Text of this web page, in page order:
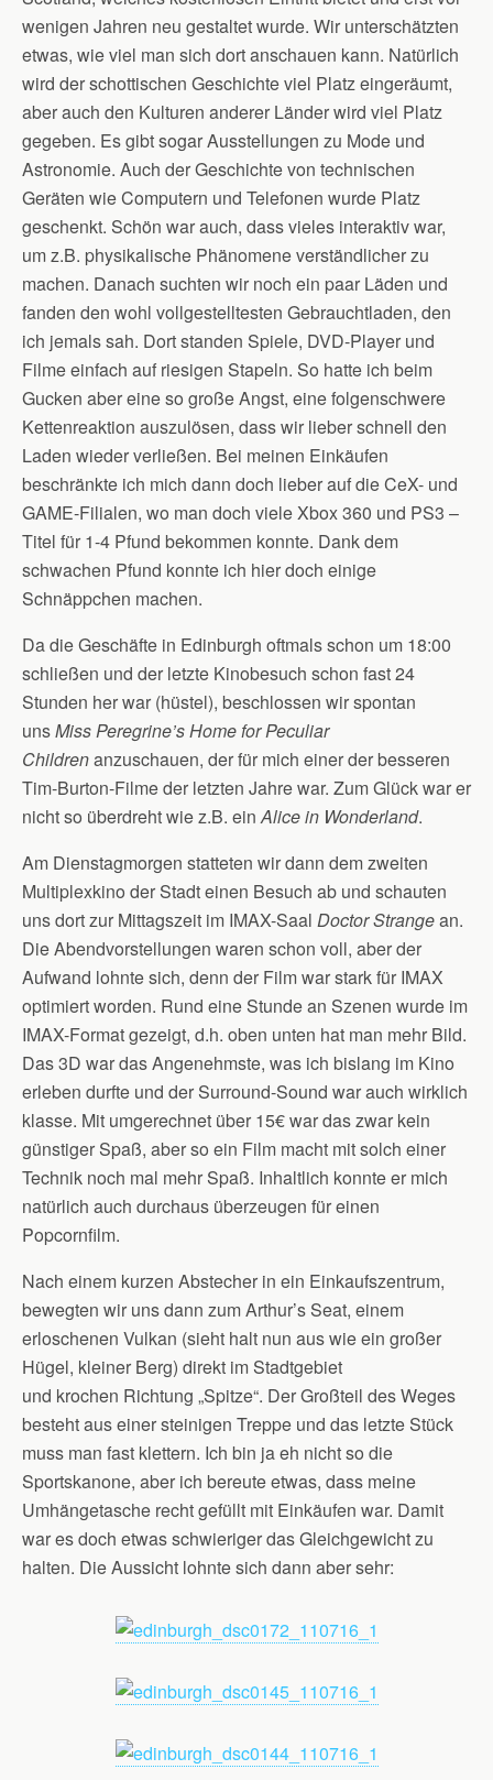
wenigen Jahren neu gestaltet wurde. Wir unterschätzten
etwas, wie viel man sich dort anschauen kann. Natürlich
wird der schottischen Geschichte viel Platz eingeräumt,
aber auch den Kulturen anderer Länder wird viel Platz
gegeben. Es gibt sogar Ausstellungen zu Mode und
Astronomie. Auch der Geschichte von technischen
Geräten wie Computern und Telefonen wurde Platz
geschenkt. Schön war auch, dass vieles interaktiv war,
um z.B. physikalische Phänomene verständlicher zu
machen. Danach suchten wir noch ein paar Läden und
fanden den wohl vollgestelltesten Gebrauchtladen, den
ich jemals sah. Dort standen Spiele, DVD-Player und
Filme einfach auf riesigen Stapeln. So hatte ich beim
Gucken aber eine so große Angst, eine folgenschwere
Kettenreaktion auszulösen, dass wir lieber schnell den
Laden wieder verließen. Bei meinen Einkäufen
beschränkte ich mich dann doch lieber auf die CeX- und
GAME-Filialen, wo man doch viele Xbox 360 und PS3 –
Titel für 1-4 Pfund bekommen konnte. Dank dem
schwachen Pfund konnte ich hier doch einige
Schnäppchen machen.
Da die Geschäfte in Edinburgh oftmals schon um 18:00
schließen und der letzte Kinobesuch schon fast 24
Stunden her war (hüstel), beschlossen wir spontan
unsMiss Peregrine’s Home for Peculiar
Childrenanzuschauen, der für mich einer der besseren
Tim-Burton-Filme der letzten Jahre war. Zum Glück war er
nicht so überdreht wie z.B. einAlice in Wonderland.
Am Dienstagmorgen statteten wir dann dem zweiten
Multiplexkino der Stadt einen Besuch ab und schauten
uns dort zur Mittagszeit im IMAX-Saal Doctor Strangean.
Die Abendvorstellungen waren schon voll, aber der
Aufwand lohnte sich, denn der Film war stark für IMAX
optimiert worden. Rund eine Stunde an Szenen wurde im
IMAX-Format gezeigt, d.h. oben unten hat man mehr Bild.
Das 3D war das Angenehmste, was ich bislang im Kino
erleben durfte und der Surround-Sound war auch wirklich
klasse. Mit umgerechnet über 15€ war das zwar kein
günstiger Spaß, aber so ein Film macht mit solch einer
Technik noch mal mehr Spaß. Inhaltlich konnte er mich
natürlich auch durchaus überzeugen für einen
Popcornfilm.
Nach einem kurzen Abstecher in ein Einkaufszentrum,
bewegten wir uns dann zum Arthur’s Seat, einem
erloschenen Vulkan (sieht halt nun aus wie ein großer
Hügel, kleiner Berg) direkt im Stadtgebiet
und krochen Richtung „Spitze“. Der Großteil des Weges
besteht aus einer steinigen Treppe und das letzte Stück
muss man fast klettern. Ich bin ja eh nicht so die
Sportskanone, aber ich bereute etwas, dass meine
Umhängetasche recht gefüllt mit Einkäufen war. Damit
war es doch etwas schwieriger das Gleichgewicht zu
halten. Die Aussicht lohnte sich dann aber sehr: